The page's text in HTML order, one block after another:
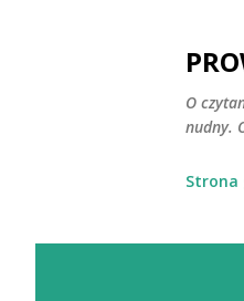
O
nudny.
Strona